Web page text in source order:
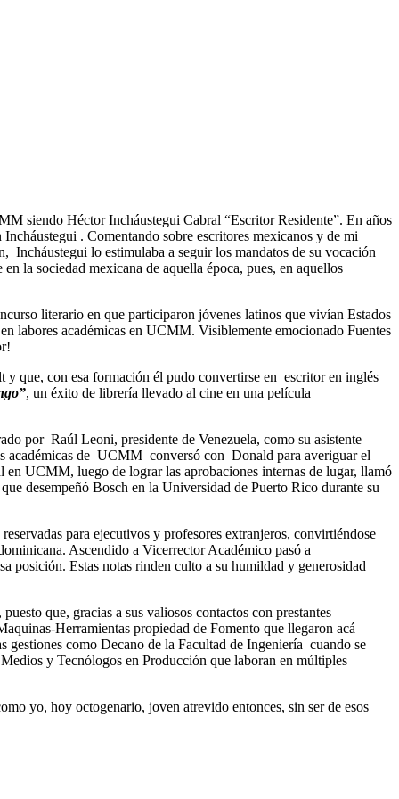
siendo Héctor Incháustegui Cabral “Escritor Residente”. En años
. Comentando sobre escritores mexicanos y de mi
Incháustegui lo estimulaba a seguir los mandatos de su vocación
la sociedad mexicana de aquella época, pues, en aquellos
literario en que participaron jóvenes latinos que vivían Estados
labores académicas en UCMM. Visiblemente emocionado Fuentes
y que, con esa formación él pudo convertirse en escritor en inglés
, un éxito de librería llevado al cine en una película
por Raúl Leoni, presidente de Venezuela, como su asistente
académicas de UCMM conversó con Donald para averiguar el
en UCMM, luego de lograr las aprobaciones internas de lugar, llamó
desempeñó Bosch en la Universidad de Puerto Rico durante su
para ejecutivos y profesores extranjeros, convirtiéndose
Ascendido a Vicerrector Académico pasó a
posición. Estas notas rinden culto a su humildad y generosidad
que, gracias a sus valiosos contactos con prestantes
Herramientas propiedad de Fomento que llegaron acá
gestiones como Decano de la Facultad de Ingeniería cuando se
y Tecnólogos en Producción que laboran en múltiples
yo, hoy octogenario, joven atrevido entonces, sin ser de esos